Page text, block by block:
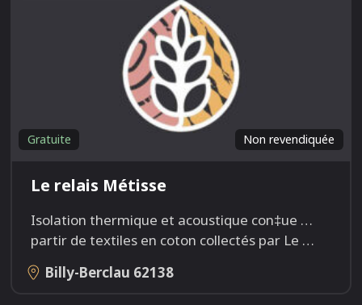
Non revendiquée
Gratuite
Le relais Métisse
Isolation thermique et acoustique con‡ue …
partir de textiles en coton collectés par Le …
Billy-Berclau 62138